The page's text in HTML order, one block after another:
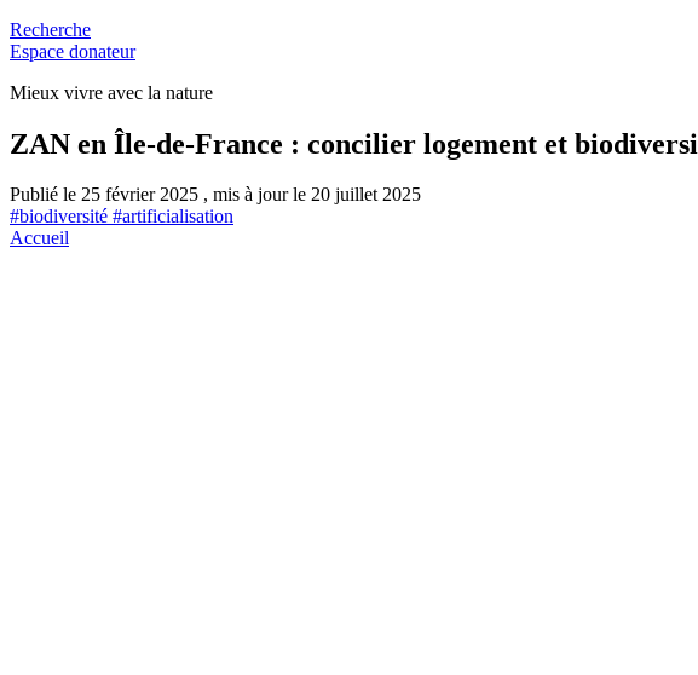
Recherche
Espace donateur
Mieux vivre avec la nature
ZAN en Île-de-France : concilier logement et
Publié le 25 février 2025 , mis à jour le 20 juillet 2025
#biodiversité #artificialisation
Accueil